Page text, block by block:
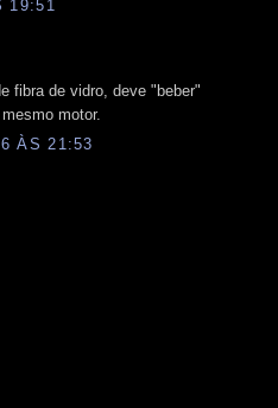
19:51
fibra de vidro, deve "beber"
motor.
ÀS 21:53